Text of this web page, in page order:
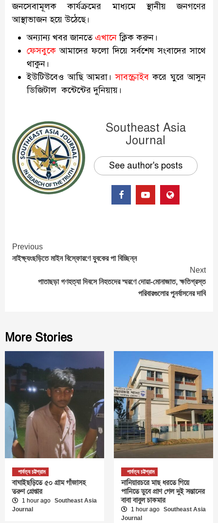
জনসেবামূলক কার্যক্রমের মাধ্যমে স্থানীয় জনগণের
আস্থাভাজন হয়ে উঠেছে।
অন্যান্য খবর জানতে এখানে ক্লিক করুন।
ফেসবুকে আমাদের ফলো দিয়ে সর্বশেষ সংবাদের সাথে
থাকুন।
ইউটিউবেও আছি আমরা। সাবস্ক্রাইব করে ঘুরে আসুন
ডিজিটাল কন্টেন্টের দুনিয়ায়।
Southeast Asia
Journal
See author's posts
Continue
Reading
Previous
নাইক্ষ্যংছড়িতে মাইন বিস্ফোরণে যুবকের পা বিচ্ছিন্ন
Next
পাতাছড়া গণহত্যা দিবসে নিহতদের স্মরণে দোয়া-মোনাজাত, ক্ষতিগ্রস্ত
পরিবারগুলোর পুনর্বাসনের দাবি
More Stories
পার্বত্য চট্টগ্রাম
বাঘাইছড়িতে ৫০ গ্রাম গাঁজাসহ
তরুণ গ্রেপ্তার
1 hour ago Southeast Asia
Journal
পার্বত্য চট্টগ্রাম
নানিয়ারচরে মাছ ধরতে গিয়ে
পানিতে ডুবে প্রাণ গেল দুই সন্তানের
বাবা বাবুল চাকমার
1 hour ago Southeast Asia
Journal